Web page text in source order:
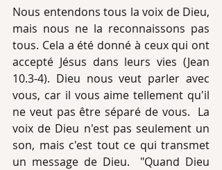
Nous entendons tous la voix de Dieu,
mais nous ne la reconnaissons pas
tous. Cela a été donné à ceux qui ont
accepté Jésus dans leurs vies (Jean
10.3-4). Dieu nous veut parler avec
vous, car il vous aime tellement qu'il
ne veut pas être séparé de vous.  La
voix de Dieu n'est pas seulement un
son, mais c'est tout ce qui transmet
un message de Dieu.  "Quand Dieu